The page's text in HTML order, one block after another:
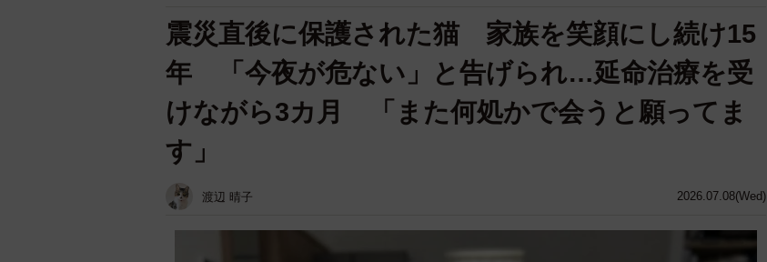
2026.07.08(Wed)
震災直後に保護された猫 家族を笑顔にし続け15
年 「今夜が危ない」と告げられ…延命治療を受
けながら3カ月 「また何処かで会うと願ってま
す」
渡辺 晴子